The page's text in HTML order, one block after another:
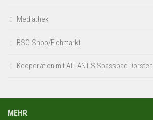
Mediathek
BSC-Shop/Flohmarkt
Kooperation mit ATLANTIS Spassbad Dorsten
MEHR